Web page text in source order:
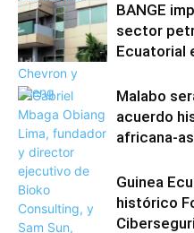
BANGE
sector
Ecuatorial
Malabo
acuerdo
africana-
Guinea
histórico